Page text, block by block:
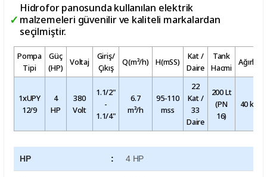
Hidrofor panosunda kullanılan elektrik
malzemeleri güvenilir ve kaliteli markalardan
seçilmiştir.
Pompa
Tipi
Güç
(HP)
Voltaj
Giriş/
Çıkış
Q(m³/h) H(mSS)
Kat /
Daire
Tank
Hacmi
Ağırlık
1xUPY
12/9
4
HP
380
Volt
1.1/2"
-
1.1/4"
6.7
m³/h
95-110
mss
22
Kat /
33
Daire
200 Lt
(PN
16)
40 kg
HP : 4 HP